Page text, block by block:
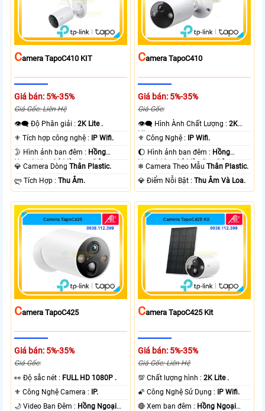
CAmera TapoC410 KIT
Giá bán: 5%-35%
Giá Gốc: Liên Hệ
👁️‍🗨 Độ Phân giải :2K Lite .
⚜️ Tích hợp công nghệ : IP Wifi.
🌛 Hình ảnh ban đêm : Hồng
Ngoại 10m Có Màu Ban Ðêm.
💎 Camera DòngThân Plastic.
️ლ Tích Hợp :Thu Âm.
CAmera TapoC410
Giá bán: 5%-35%
Giá Gốc:
👁️‍🗨 Hình Ành Chất Lượng :2K
Lite .
⚜️ Công Nghệ : IP Wifi.
🌔 Hình ảnh ban đêm : Hồng
Ngoại 10m Có Màu Ban Ðêm.
❄ Camera Theo MẫuThân Plastic.
️💎 Điểm Nỗi Bật :Thu Âm Và Loa.
CAmera TapoC425
Giá bán: 5%-35%
Giá Gốc:
️👀 Độ sắc nét : FULL HD 1080P .
⚜️ Công Nghệ Camera : IP.
🌙 Video Ban Đêm : Hồng Ngoại
CAmera TapoC425 Kit
Giá bán: 5%-35%
Giá Gốc: Liên Hệ
💯 Chất lượng hình :2K Lite .
🌠 Công Nghệ Sử Dụng : IP Wifi.
🔴 Xem ban đêm : Hồng Ngoại